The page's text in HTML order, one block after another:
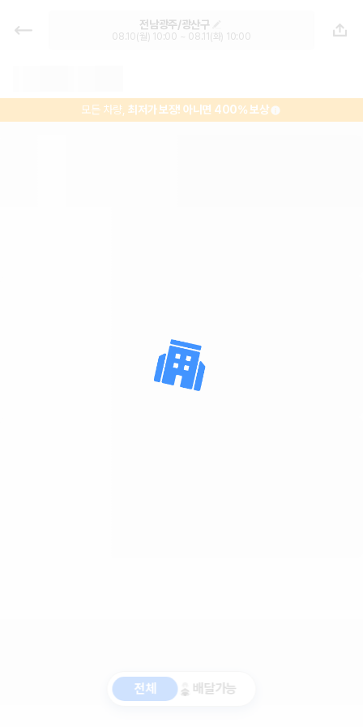
렌트카 추천 | 최저가 한눈에 비교 렌
터카 카모아
전남광주/광산구
08.10(월) 10:00 ~ 08.11(화) 10:00
모든 차량,최저가 보장! 아니면 400% 보상
전체 배달가능